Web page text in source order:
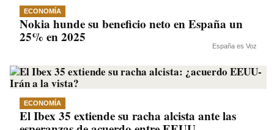
ECONOMÍA
Nokia hunde su beneficio neto en España un
25% en 2025
España es Voz
ECONOMÍA
El Ibex 35 extiende su racha alcista ante las